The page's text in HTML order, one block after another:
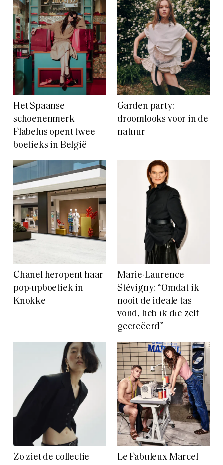
Het Spaanse
schoenenmerk
Flabelus opent twee
boetieks in België
Garden party:
droomlooks voor in de
natuur
Chanel heropent haar
pop-upboetiek in
Knokke
Marie-Laurence
Stévigny: “Omdat ik
nooit de ideale tas
vond, heb ik die zelf
gecreëerd”
Zo ziet de collectie
Le Fabuleux Marcel